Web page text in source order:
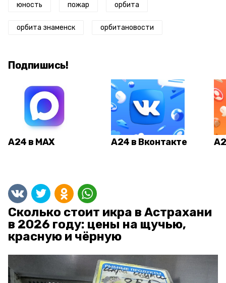
юность пожар орбита
орбита знаменск орбитановости
Подпишись!
А24 в MAX А24 в Вконтакте
Сколько стоит икра в Астрахани
в 2026 году: цены на щучью,
красную и чёрную